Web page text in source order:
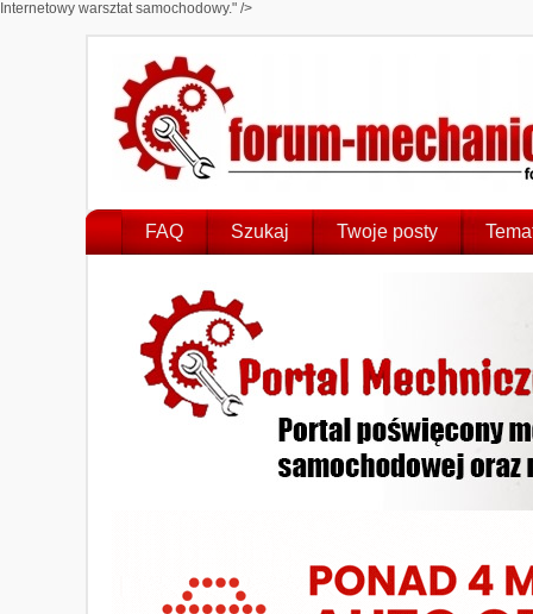
Internetowy warsztat samochodowy." />
FAQ Szukaj Twoje posty